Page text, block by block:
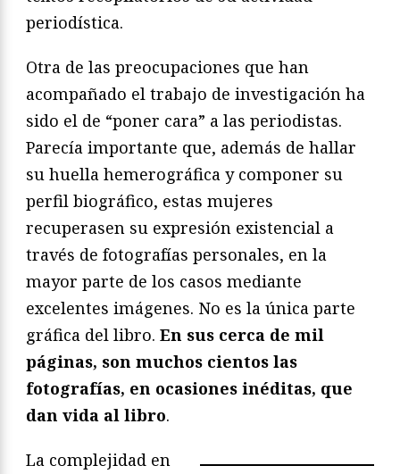
periodística.
Otra de las preocupaciones que han
acompañado el trabajo de investigación ha
sido el de “poner cara” a las periodistas.
Parecía importante que, además de hallar
su huella hemerográfica y componer su
perfil biográfico, estas mujeres
recuperasen su expresión existencial a
través de fotografías personales, en la
mayor parte de los casos mediante
excelentes imágenes. No es la única parte
gráfica del libro. En sus cerca de mil
páginas, son muchos cientos las
fotografías, en ocasiones inéditas, que
dan vida al libro.
La complejidad en